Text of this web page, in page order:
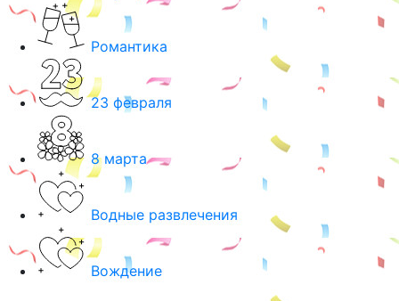
Романтика
23 февраля
8 марта
Водные развлечения
Вождение